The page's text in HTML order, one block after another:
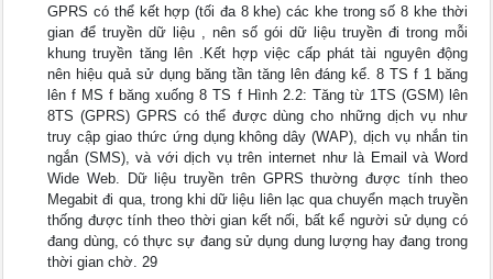
GPRS có thể kết hợp (tối đa 8 khe) các khe trong số 8 khe thời
gian để truyền dữ liệu , nên số gói dữ liệu truyền đi trong mỗi
khung truyền tăng lên .Kết hợp việc cấp phát tài nguyên động
nên hiệu quả sử dụng băng tần tăng lên đáng kể. 8 TS f 1 băng
lên f MS f băng xuống 8 TS f Hình 2.2: Tăng từ 1TS (GSM) lên
8TS (GPRS) GPRS có thể được dùng cho những dịch vụ như
truy cập giao thức ứng dụng không dây (WAP), dịch vụ nhắn tin
ngắn (SMS), và với dịch vụ trên internet như là Email và Word
Wide Web. Dữ liệu truyền trên GPRS thường được tính theo
Megabit đi qua, trong khi dữ liệu liên lạc qua chuyển mạch truyền
thống được tính theo thời gian kết nối, bất kể người sử dụng có
đang dùng, có thực sự đang sử dụng dung lượng hay đang trong
thời gian chờ. 29